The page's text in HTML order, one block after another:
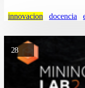
innovacion docencia
28